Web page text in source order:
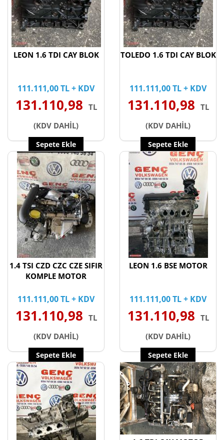
LEON 1.6 TDI CAY BLOK
111.111,00 TL + KDV
131.110,98 TL
(KDV DAHİL)
Sepete Ekle
TOLEDO 1.6 TDI CAY BLOK
111.111,00 TL + KDV
131.110,98 TL
(KDV DAHİL)
Sepete Ekle
1.4 TSI CZD CZC CZE SIFIR
KOMPLE MOTOR
111.111,00 TL + KDV
131.110,98 TL
(KDV DAHİL)
Sepete Ekle
LEON 1.6 BSE MOTOR
111.111,00 TL + KDV
131.110,98 TL
(KDV DAHİL)
Sepete Ekle